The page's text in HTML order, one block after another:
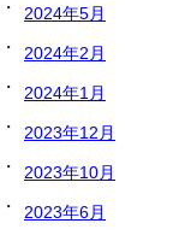
2024年5月
2024年2月
2024年1月
2023年12月
2023年10月
2023年6月